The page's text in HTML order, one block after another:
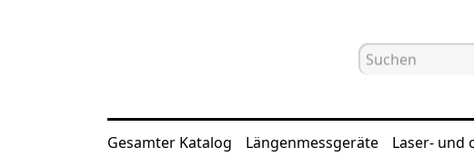
Gesamter Katalog Längenmessgeräte Laser- und